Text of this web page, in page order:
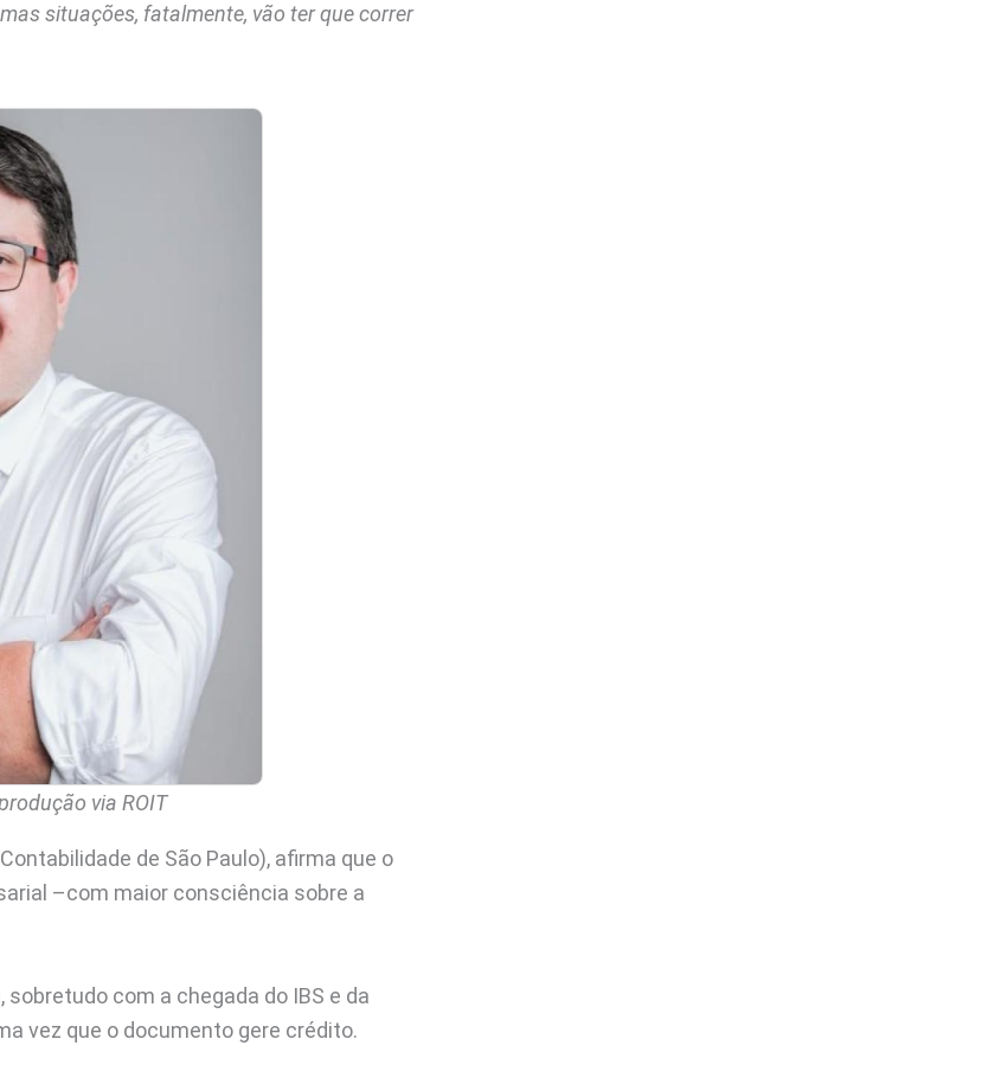
situações, fatalmente, vão ter que correr
via ROIT
de São Paulo), afirma que o
–com maior consciência sobre a
com a chegada do IBS e da
vez que o documento gere crédito.